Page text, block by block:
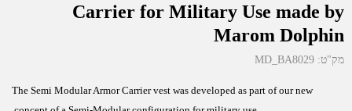
Carrier for Military Use made by
Marom Dolphin
מק"ט: MD_BA8029
The Semi Modular Armor Carrier vest was developed as part of our new